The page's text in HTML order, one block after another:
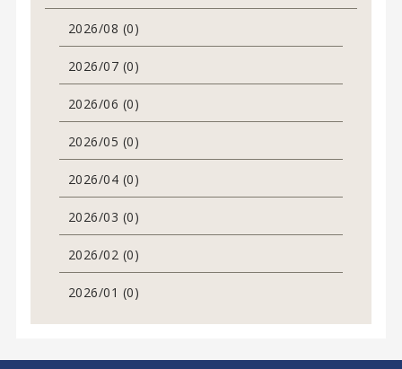
2026/08 (0)
2026/07 (0)
2026/06 (0)
2026/05 (0)
2026/04 (0)
2026/03 (0)
2026/02 (0)
2026/01 (0)